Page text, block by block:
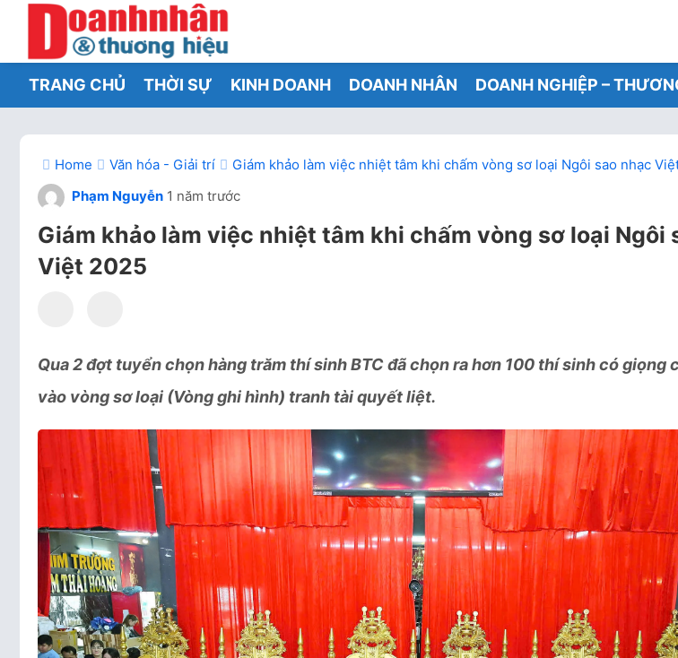
TRANG CHỦ THỜI SỰ KINH DOANH DOANH NHÂN DOANH NGHIỆP –
Home Văn hóa - Giải trí
Giám khảo làm việc nhiệt tâm khi chấm vòng sơ loại Ngôi sao nhạc
Phạm Nguyễn 1 năm trước
Giám khảo làm việc nhiệt tâm khi chấm vòng sơ loại Ngôi
Việt 2025
Qua 2 đợt tuyển chọn hàng trăm thí sinh BTC đã chọn ra hơn 100 thí sinh có giọng
vào vòng sơ loại (Vòng ghi hình) tranh tài quyết liệt.